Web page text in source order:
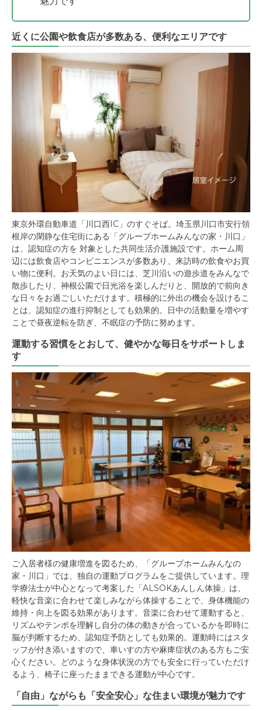
近くに公園や飲食店が多数ある、便利なエリアです
東京外環自動車道「川口西IC」のすぐそば。埼玉県川口市安行領
根岸の閑静な住宅街にある「グループホームみんなの家・川口」
は、認知症の方を 対象とした共同生活介護施設です。ホーム周
辺には飲食店やコンビニエンスが多数あり、来訪時の飲食やお買
い物に便利。お天気のよい日には、芝川沿いの遊歩道をみんなで
散歩したり、神根公園で日光浴を楽しんだりと、開放的で前向き
な日々をお過ごしいただけます。積極的に外出の機会を設けるこ
とは、認知症の進行抑制としても効果的。日中の活動量を増やす
ことで昼夜逆転を防ぎ、不眠症の予防に努めます。
運動する習慣をとおして、健やかな毎日をサポートしま
す
ご入居者様の健康増進を図るため、「グループホームみんなの
家・川口」では、独自の運動プログラムをご提供しています。理
学療法士が中心となって考案した「ALSOKあんしん体操」は、
軽快な音楽に合わせて楽しみながら体操することで、身体機能の
維持・向上を図る効果があります。音楽に合わせて運動すると、
リズムやテンポを理解し自分の体の動きが合っているかを即時に
脳が判断するため、認知症予防としても効果的。運動時にはスタ
ッフが付き添いますので、車いすの方や麻痺症状のある方もご安
心ください。どのような身体状況の方でも安全に行っていただけ
るよう、椅子に座ったままできる運動が中心です。
「自由」ながらも「安全安心」な住まい環境が魅力です